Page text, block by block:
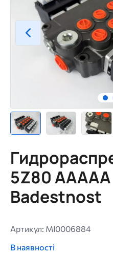
5Z80 AAAAA
Badestnost
Артикул: MI0006884
В наявності